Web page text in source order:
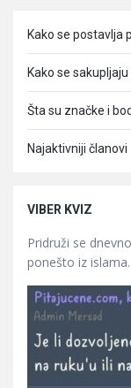
Kako se postavlja
Kako se
Šta su značke i
Najaktivniji članovi
VIBER KVIZ
Pridruži se
ponešto iz islama.